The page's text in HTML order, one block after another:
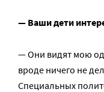
— Ваши дети
— Они видят мою
вроде ничего не
Специальных